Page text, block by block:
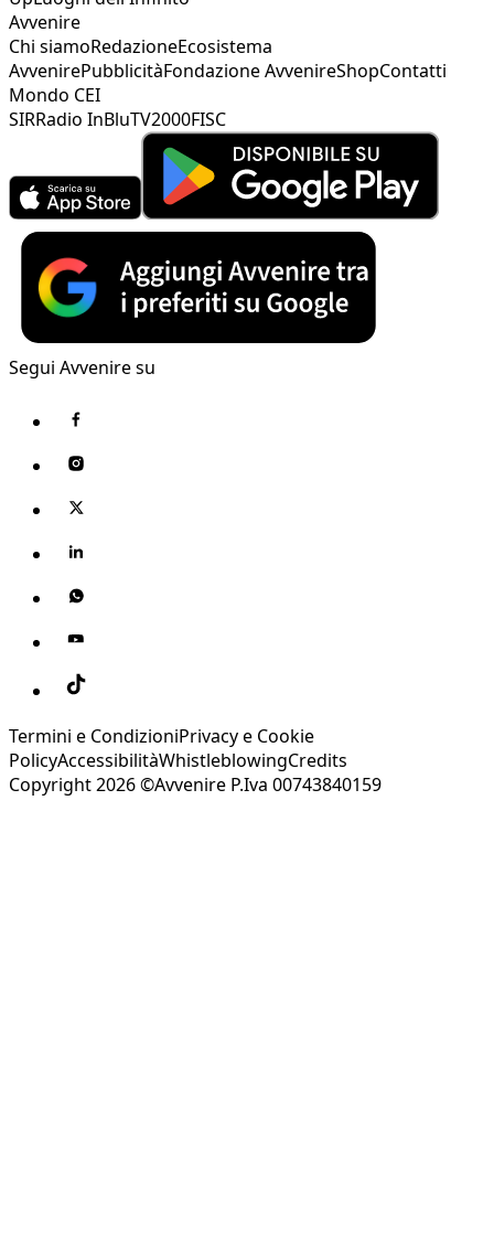
Avvenire
Chi siamoRedazioneEcosistema
AvvenirePubblicitàFondazione AvvenireShopContatti
Mondo CEI
SIRRadio InBluTV2000FISC
Segui Avvenire su
Termini e CondizioniPrivacy e Cookie
PolicyAccessibilitàWhistleblowingCredits
Copyright 2026 ©Avvenire P.Iva 00743840159